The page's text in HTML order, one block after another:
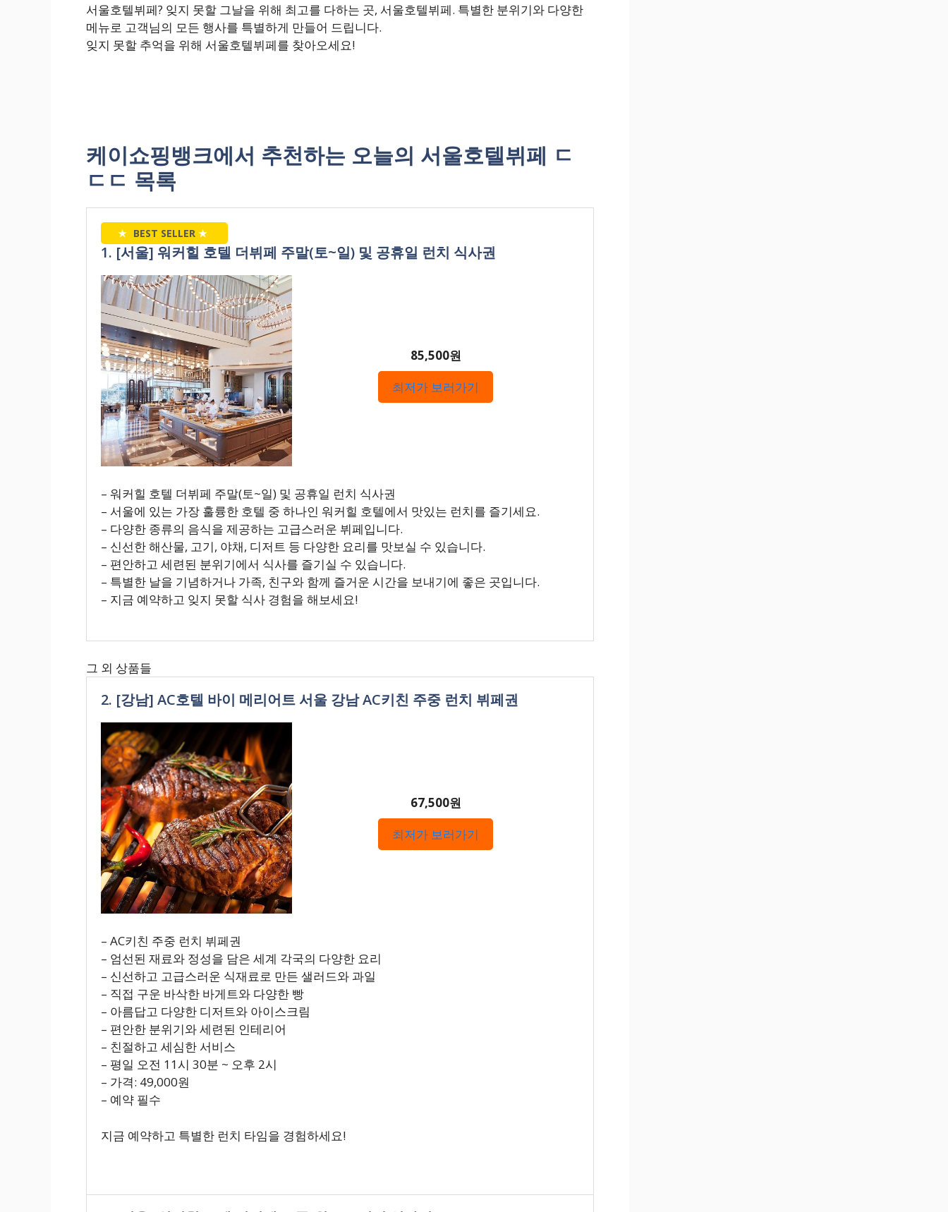
서울호텔뷔페? 잊지 못할 그날을 위해 최고를 다하는 곳, 서울호텔뷔페. 특별한 분위기와 다양한
메뉴로 고객님의 모든 행사를 특별하게 만들어 드립니다.
잊지 못할 추억을 위해 서울호텔뷔페를 찾아오세요!
케이쇼핑뱅크에서 추천하는 오늘의 서울호텔뷔페 ㄷ
ㄷㄷ 목록
★ BEST SELLER ★
1. [서울] 워커힐 호텔 더뷔페 주말(토~일) 및 공휴일 런치 식사권
85,500원
최저가 보러가기
– 워커힐 호텔 더뷔페 주말(토~일) 및 공휴일 런치 식사권
– 서울에 있는 가장 훌륭한 호텔 중 하나인 워커힐 호텔에서 맛있는 런치를 즐기세요.
– 다양한 종류의 음식을 제공하는 고급스러운 뷔페입니다.
– 신선한 해산물, 고기, 야채, 디저트 등 다양한 요리를 맛보실 수 있습니다.
– 편안하고 세련된 분위기에서 식사를 즐기실 수 있습니다.
– 특별한 날을 기념하거나 가족, 친구와 함께 즐거운 시간을 보내기에 좋은 곳입니다.
– 지금 예약하고 잊지 못할 식사 경험을 해보세요!
그 외 상품들
2. [강남] AC호텔 바이 메리어트 서울 강남 AC키친 주중 런치 뷔페권
67,500원
최저가 보러가기
– AC키친 주중 런치 뷔페권
– 엄선된 재료와 정성을 담은 세계 각국의 다양한 요리
– 신선하고 고급스러운 식재료로 만든 샐러드와 과일
– 직접 구운 바삭한 바게트와 다양한 빵
– 아름답고 다양한 디저트와 아이스크림
– 편안한 분위기와 세련된 인테리어
– 친절하고 세심한 서비스
– 평일 오전 11시 30분 ~ 오후 2시
– 가격: 49,000원
– 예약 필수
지금 예약하고 특별한 런치 타임을 경험하세요!